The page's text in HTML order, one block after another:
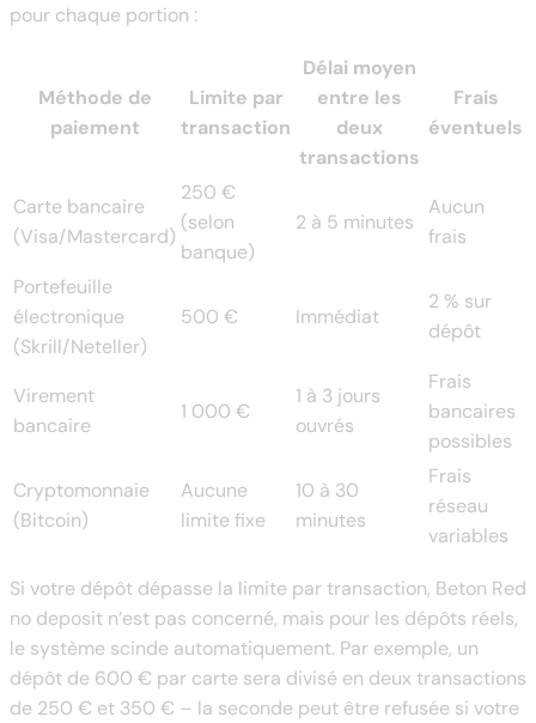
pour chaque portion :
Méthode de
paiement
Limite par
transaction
Délai moyen
entre les
deux
transactions
Frais
éventuels
Carte bancaire
(Visa/Mastercard)
250 €
(selon
banque)
2 à 5 minutes
Aucun
frais
Portefeuille
électronique
(Skrill/Neteller)
500 € Immédiat
2 % sur
dépôt
Virement
bancaire
1 000 €
1 à 3 jours
ouvrés
Frais
bancaires
possibles
Cryptomonnaie
(Bitcoin)
Aucune
limite fixe
10 à 30
minutes
Frais
réseau
variables
Si votre dépôt dépasse la limite par transaction, Beton Red
no deposit n’est pas concerné, mais pour les dépôts réels,
le système scinde automatiquement. Par exemple, un
dépôt de 600 € par carte sera divisé en deux transactions
de 250 € et 350 € – la seconde peut être refusée si votre